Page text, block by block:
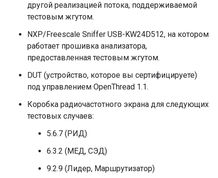
другой реализацией потока, поддерживаемой
тестовым жгутом.
NXP/Freescale Sniffer USB-KW24D512, на котором
работает прошивка анализатора,
предоставленная тестовым жгутом.
DUT (устройство, которое вы сертифицируете)
под управлением OpenThread 1.1.
Коробка радиочастотного экрана для следующих
тестовых случаев:
5.6.7 (РИД)
6.3.2 (МЕД, СЭД)
9.2.9 (Лидер, Маршрутизатор)